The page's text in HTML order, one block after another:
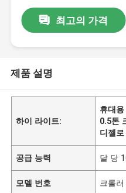
최고의 가격
제품 설명
하이 라이트:
휴대
0.5톤
디젤
공급 능력 달 당
모델 번호 크롤